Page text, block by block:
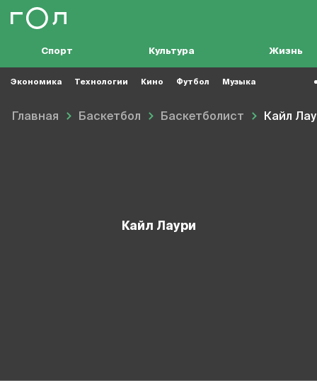
Спорт Культура Жизнь
Экономика Технологии Кино Футбол Музыка
Главная Баскетбол Баскетболист Кайл
Кайл Лаури